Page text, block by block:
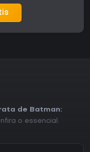
de Batman:
o essencial.